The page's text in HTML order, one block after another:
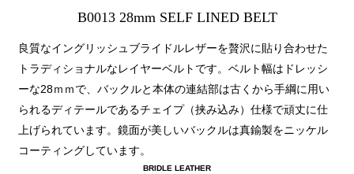
B0013 28mm SELF LINED BELT
良質なイングリッシュブライドルレザーを贅沢に貼り合わせた
トラディショナルなレイヤーベルトです。ベルト幅はドレッシ
ーな28ｍｍで、バックルと本体の連結部は古くから手綱に用い
られるディテールであるチェイプ（挟み込み）仕様で頑丈に仕
上げられています。鏡面が美しいバックルは真鍮製をニッケル
コーティングしています。
BRIDLE LEATHER